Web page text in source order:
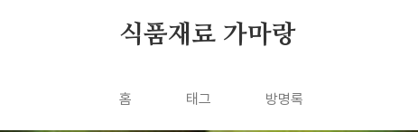
식품재료 가마랑
홈 태그 방명록